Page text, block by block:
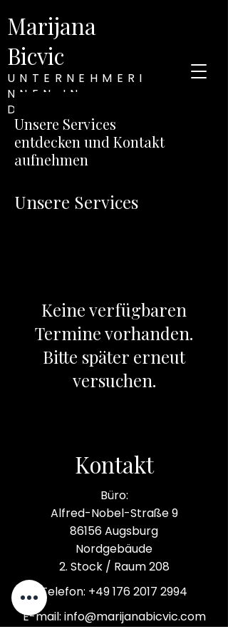
Marijana
Bicvic
UNTERNEHMERI
NNEN IN
DEUTSCHLAND
Unsere Services
entdecken und Kontakt
aufnehmen
Unsere Services
Keine verfügbaren
Termine vorhanden.
Bitte später erneut
versuchen.
Kontakt
Büro:
Alfred-Nobel-Straße 9
86156 Augsburg
Nordgebäude
2. Stock / Raum 208
Telefon: +49 176 2017 2994
E-mail: info@marijanabicvic.com